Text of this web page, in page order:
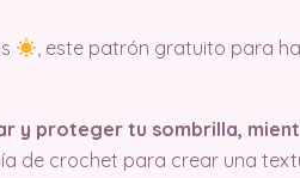
, este patrón gratuito para
y proteger tu sombrilla,
de crochet para crear una